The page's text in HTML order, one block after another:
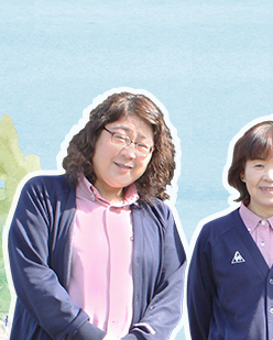
グループホーム
介護付有料老人
介護付有料老人
老人保健施設